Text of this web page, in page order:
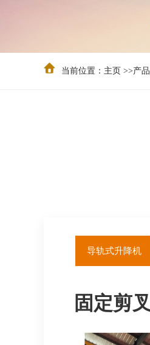
当前位置： 主页 >>产
导轨式升降机
固定剪